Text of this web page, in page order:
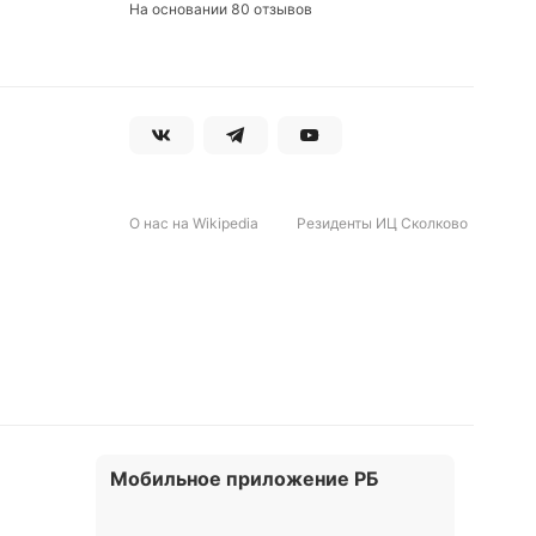
На основании 80 отзывов
О нас на Wikipedia Резиденты ИЦ Сколково
Мобильное приложение РБ